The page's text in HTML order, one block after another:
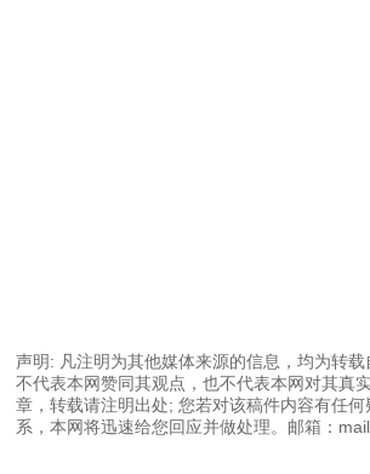
声明: 凡注明为其他媒体来源的信息，均为转
不代表本网赞同其观点，也不代表本网对其真
章，转载请注明出处; 您若对该稿件内容有任
系，本网将迅速给您回应并做处理。邮箱：